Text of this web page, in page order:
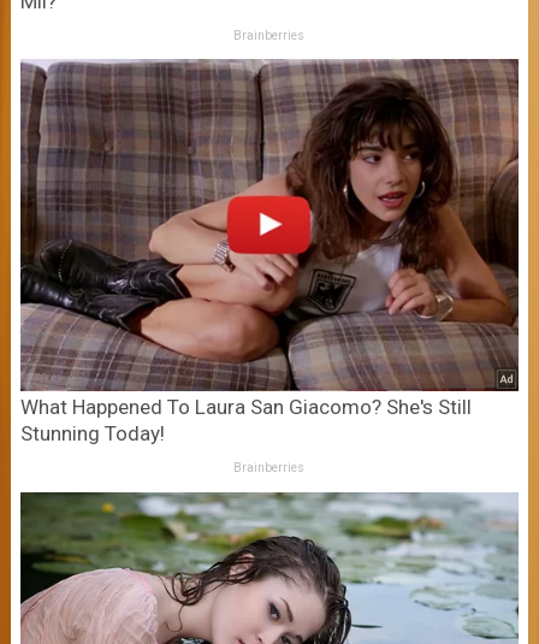
Brainberries
What Happened To Laura San Giacomo? She's Still
Stunning Today!
Brainberries